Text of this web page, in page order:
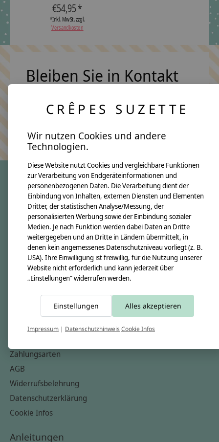
€54,95 *
*Inkl. MwSt. zzgl.
Versandkosten
Bleiben Sie in Kontakt
Keine Sorge, wir übertreiben es nicht
crêpes suzette
Über uns
Unsere Creppies
Nähkästchen
Unsere Stoffe
Impressum
Informationen
Kontakt
Zahlungsarten
AGB
Widerrufsbelehrung
Datenschutzerklärung
Cookie Infos
Anleitungen
CRÊPES SUZETTE
Wir nutzen Cookies und andere
Technologien.
Diese Website nutzt Cookies und vergleichbare Funktionen
zur Verarbeitung von Endgeräteinformationen und
personenbezogenen Daten. Die Verarbeitung dient der
Einbindung von Inhalten, externen Diensten und Elementen
Dritter, der statistischen Analyse/Messung, der
personalisierten Werbung sowie der Einbindung sozialer
Medien. Je nach Funktion werden dabei Daten an Dritte
weitergegeben und an Dritte in Ländern übermittelt, in
denen kein angemessenes Datenschutzniveau vorliegt (z. B.
USA). Ihre Einwilligung ist freiwillig, für die Nutzung unserer
Website nicht erforderlich und kann jederzeit über
„Einstellungen“ widerrufen werden.
Einstellungen Alles akzeptieren
Impressum | DatenschutzhinweisCookie Infos